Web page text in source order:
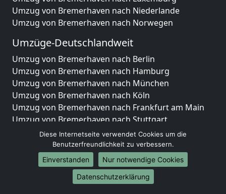
Umzug von Bremerhaven nach Niederlande
Umzug von Bremerhaven nach Norwegen
Umzüge-Deutschlandweit
Umzug von Bremerhaven nach Berlin
Umzug von Bremerhaven nach Hamburg
Umzug von Bremerhaven nach München
Umzug von Bremerhaven nach Köln
Umzug von Bremerhaven nach Frankfurt am Main
Umzug von Bremerhaven nach Stuttgart
Umzug von Bremerhaven nach Düsseldorf
Umzug von Bremerhaven nach Leipzig
Umzug von Bremerhaven nach Dortmund
Umzug von Bremerhaven nach Essen
Umzug von Bremerhaven nach Bremen
Diese Internetseite verwendet Cookies um die
Benutzerfreundlichkeit zu verbessern.
Einverstanden
Nur notwendige Cookies
Datenschutzerklärung